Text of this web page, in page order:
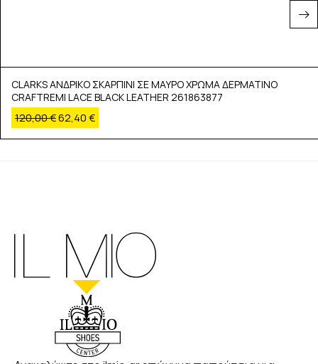
CLARKS ΑΝΔΡΙΚΟ ΣΚΑΡΠΙΝΙ ΣΕ ΜΑΥΡΟ ΧΡΩΜΑ ΔΕΡΜΑΤΙΝΟ
CRAFTREMI LACE BLACK LEATHER 261863877
120,00€62,40 €